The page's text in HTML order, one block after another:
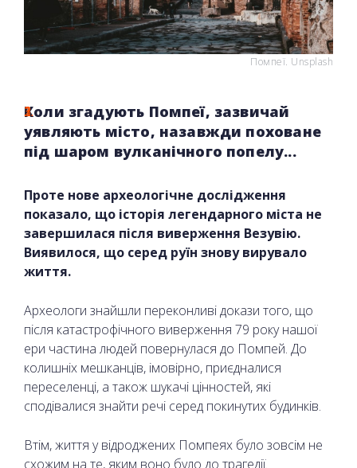
Помпеї. Unsplash
Коли згадують Помпеї, зазвичай
уявляють місто, назавжди поховане
під шаром вулканічного попелу...
Проте нове археологічне дослідження
показало, що історія легендарного міста не
завершилася після виверження Везувію.
Виявилося, що серед руїн знову вирувало
життя.
Археологи знайшли переконливі докази того, що
після катастрофічного виверження 79 року нашої
ери частина людей повернулася до Помпей. До
колишніх мешканців, імовірно, приєдналися
переселенці, а також шукачі цінностей, які
сподівалися знайти речі серед покинутих будинків.
Втім, життя у відроджених Помпеях було зовсім не
схожим на те, яким воно було до трагедії.